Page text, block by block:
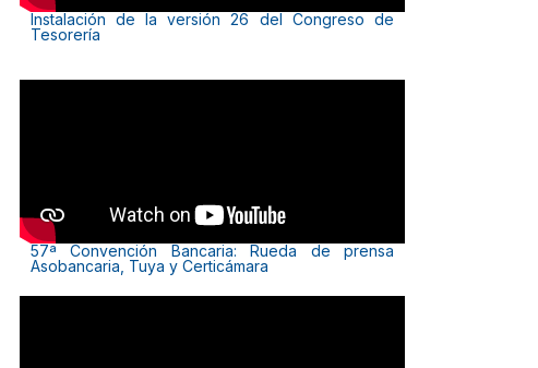
Instalación de la versión 26 del Congreso de
Tesorería
57ª Convención Bancaria: Rueda de prensa
Asobancaria, Tuya y Certicámara